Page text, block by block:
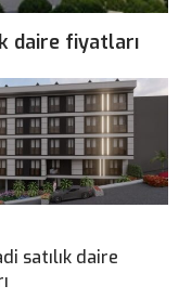
daire fiyatları
satılık daire